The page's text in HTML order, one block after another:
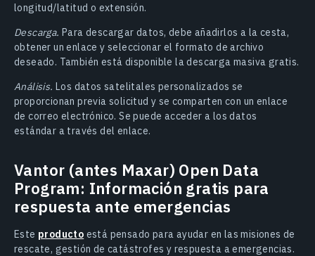
longitud/latitud o extensión.
Descarga. Para descargar datos, debe añadirlos a la cesta,
obtener un enlace y seleccionar el formato de archivo
deseado. También está disponible la descarga masiva gratis.
Análisis. Los datos satelitales personalizados se
proporcionan previa solicitud y se comparten con un enlace
de correo electrónico. Se puede acceder a los datos
estándar a través del enlace.
Vantor (antes Maxar) Open Data
Program: Información gratis para
respuesta ante emergencias
Este producto está pensado para ayudar en las misiones de
rescate, gestión de catástrofes y respuesta a emergencias.